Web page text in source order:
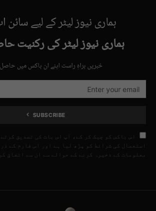
ہماری نیوز لیٹر کے لیے سائن
ہماری نیوز لیٹر کی رکنیت
خبریں براہِ راست اپنے ان باکس میں
SUBSCRIBE
اس باکس کو چیک کر کے، آپ اس بات کی تصدیق
استعمال کی شرائط کو پڑھ لیا ہے اور اس فارم کے
معلومات کے ذخیرہ کرنے کے حوالے سے ان سے اتفاق